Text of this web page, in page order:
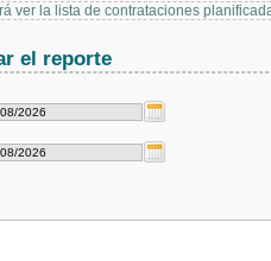
ver la lista de contrataciones
el reporte